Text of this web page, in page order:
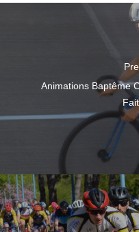
Animations Baptême